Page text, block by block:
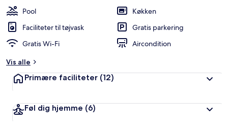
Pool
Køkken
Faciliteter til tøjvask
Gratis parkering
Gratis Wi-Fi
Aircondition
Vis alle
Primære faciliteter (12)
Føl dig hjemme (6)